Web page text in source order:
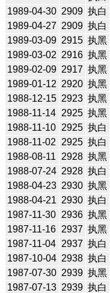
1989-04-30 2909 执白
1989-04-27 2909 执白
1989-03-09 2915 执黑
1989-03-02 2916 执黑
1989-02-09 2917 执黑
1989-01-12 2920 执黑
1988-12-15 2923 执黑
1988-11-14 2925 执黑
1988-11-10 2925 执白
1988-11-02
2925 执白
1988-08-11
2928 执黑
1988-07-24 2928 执白
1988-04-23 2930 执黑
1988-04-21 2930 执白
1987-11-30 2936 执黑
1987-11-16 2937 执黑
1987-11-04 2937 执白
1987-10-04 2938 执白
1987-07-30 2939 执黑
1987-07-13 2939 执白